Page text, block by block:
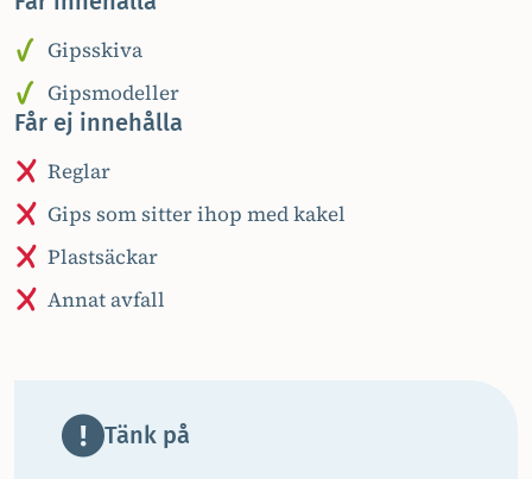
Gipsskiva
Gipsmodeller
Får ej innehålla
Reglar
Gips som sitter ihop med kakel
Plastsäckar
Annat avfall
Tänk på